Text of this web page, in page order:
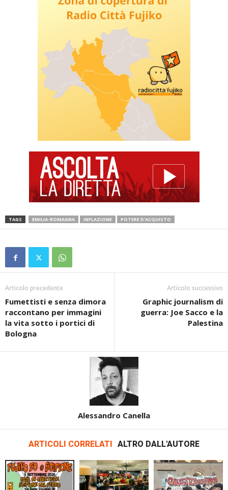
TAGS EMILIA-ROMAGNA INFLAZIONE POTERE D'ACQUISTO
Articolo precedente
Fumettisti e senza dimora
raccontano per immagini
la vita sotto i portici di
Bologna
Articolo successivo
Graphic journalism di
guerra: Joe Sacco e la
Palestina
Alessandro Canella
ARTICOLI CORRELATI ALTRO DALL'AUTORE